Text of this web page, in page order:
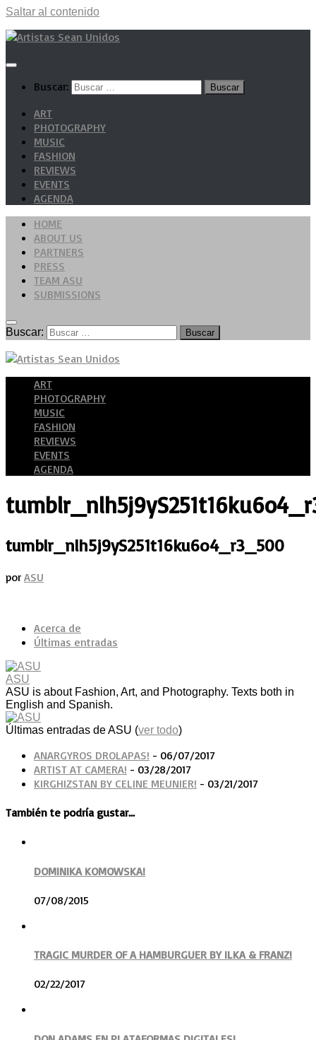
Saltar al contenido
Buscar:
ART
PHOTOGRAPHY
MUSIC
FASHION
REVIEWS
EVENTS
AGENDA
HOME
ABOUT US
PARTNERS
PRESS
TEAM ASU
SUBMISSIONS
Buscar:
ART
PHOTOGRAPHY
MUSIC
FASHION
REVIEWS
EVENTS
AGENDA
tumblr_nlh5j9yS251t16ku6o4_r3_500
por ASU
Acerca de
Últimas entradas
ASU
ASU is about Fashion, Art, and Photography. Texts both in
English and Spanish.
Últimas entradas de ASU (ver todo)
ANARGYROS DROLAPAS! - 06/07/2017
ARTIST AT CAMERA! - 03/28/2017
KIRGHIZSTAN BY CELINE MEUNIER! - 03/21/2017
También te podría gustar...
DOMINIKA KOMOWSKA!
07/08/2015
TRAGIC MURDER OF A HAMBURGUER BY ILKA & FRANZ!
02/22/2017